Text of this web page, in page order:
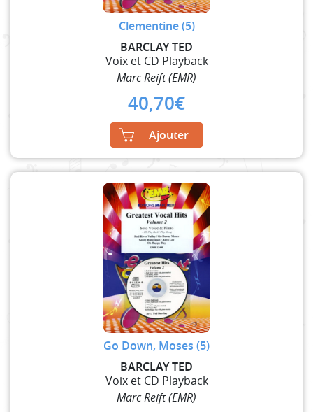
Clementine (5)
BARCLAY TED
Voix et CD Playback
Marc Reift (EMR)
40,70€
Ajouter
Go Down, Moses (5)
BARCLAY TED
Voix et CD Playback
Marc Reift (EMR)